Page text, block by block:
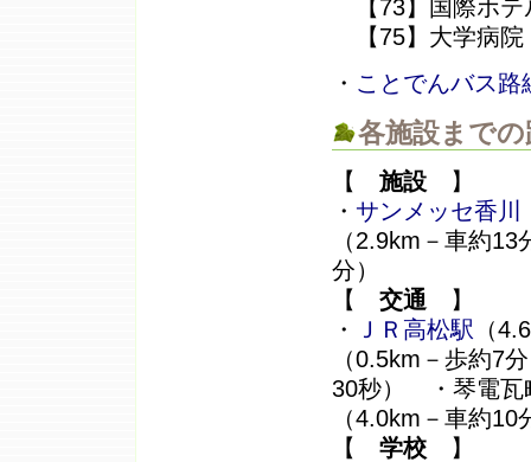
【73】国際ホテ
【75】大学病
・ ことでんバス
各施設までの
【 施設 】
・ サンメッセ香川
（2.9km－車約
分）
【 交通 】
・
ＪＲ高松駅 （
（0.5km－歩約7
30秒） ・琴電瓦
（4.0km－車約
【 学校 】